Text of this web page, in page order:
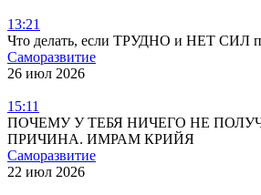
13:21
Что делать, если ТРУДНО и НЕТ СИЛ
Саморазвитие
26 июл 2026
15:11
ПОЧЕМУ У ТЕБЯ НИЧЕГО НЕ
ПРИЧИНА. ИМРАМ КРИЙЯ
Саморазвитие
22 июл 2026